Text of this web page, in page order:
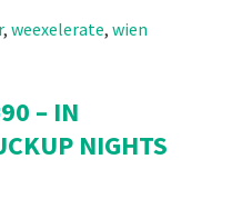
, weexelerate, wien
– IN
NIGHTS